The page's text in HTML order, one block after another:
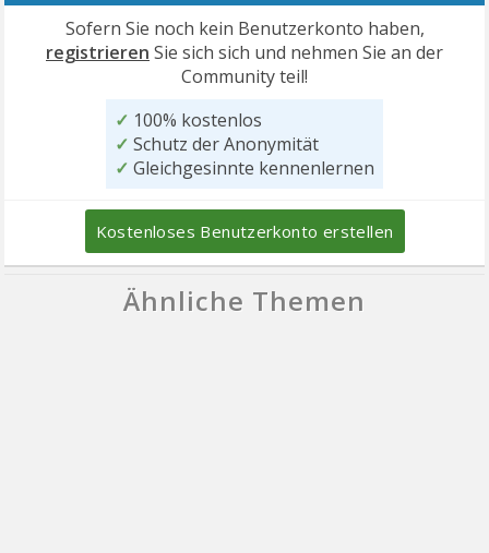
Sofern Sie noch kein Benutzerkonto haben,
registrieren Sie sich sich und nehmen Sie an der
Community teil!
✓ 100% kostenlos
✓ Schutz der Anonymität
✓ Gleichgesinnte kennenlernen
Kostenloses Benutzerkonto erstellen
Ähnliche Themen